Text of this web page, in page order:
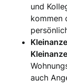
und
kommen
auch